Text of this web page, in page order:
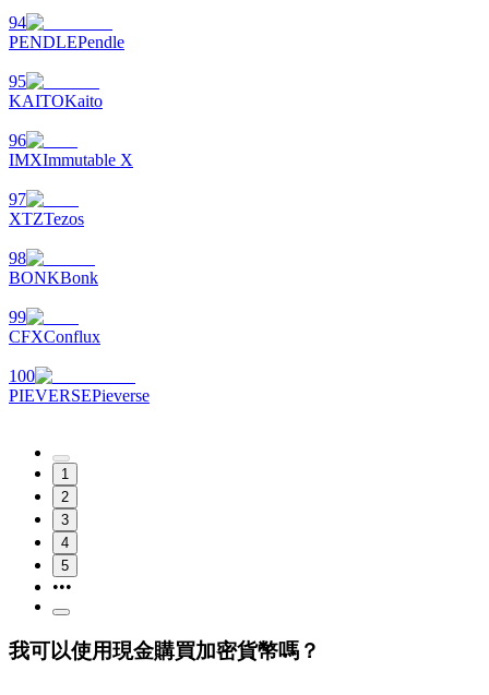
94
PENDLEPendle
95
KAITOKaito
96
IMXImmutable X
97
XTZTezos
98
BONKBonk
99
CFXConflux
100
PIEVERSEPieverse
1
2
3
4
5
•••
我可以使用現金購買加密貨幣嗎？